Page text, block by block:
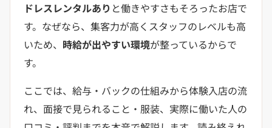
ドレスレンタルあり と働きやすさもそろったお店で
す。なぜなら、集客力が高くスタッフのレベルも高
いため、 時給が出やすい環境が整っているからで
す。
ここでは、給与・バックの仕組みから体験入店の流
れ、面接で見られること・服装、実際に働いた人の